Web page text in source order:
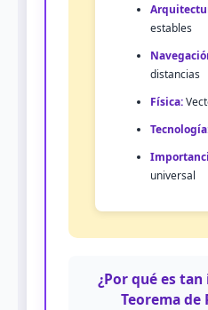
estables
distancias
Física:
universal
¿Por qué es
Teorema de